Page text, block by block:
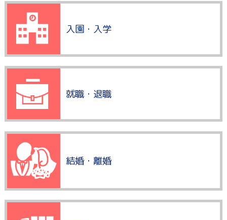
入園・入学
就職・退職
結婚・離婚